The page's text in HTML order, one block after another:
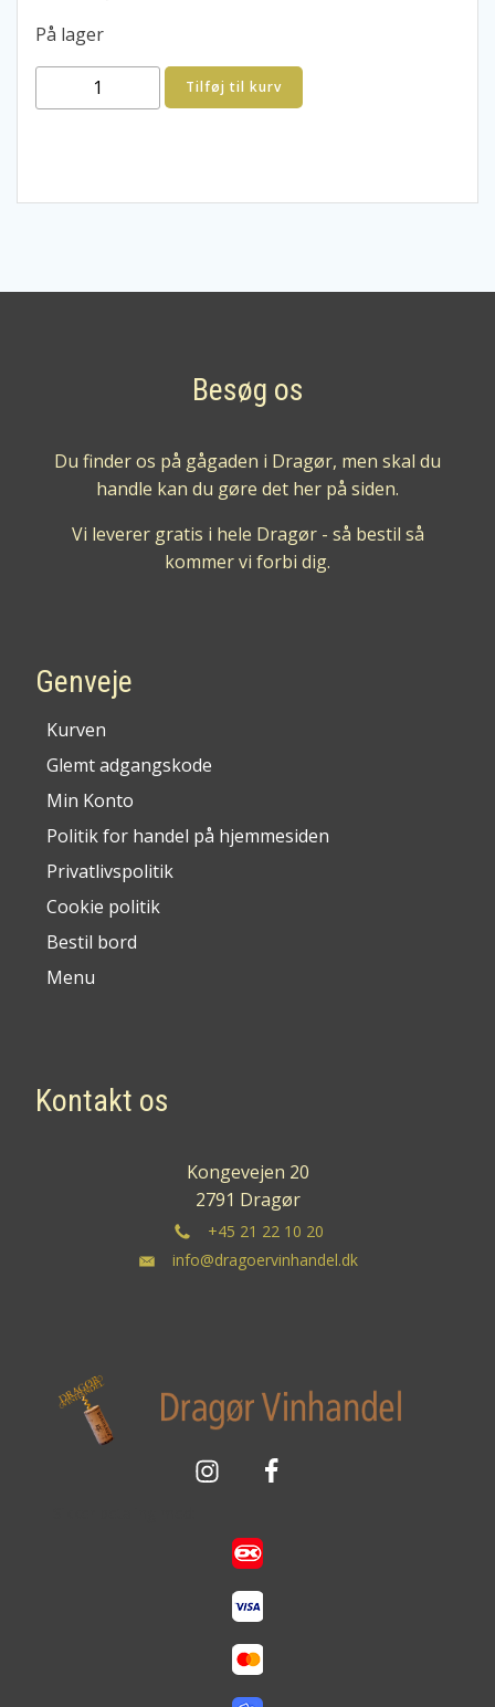
På lager
Crianza
Tilføj til kurv
Besøg os
Du finder os på gågaden i Dragør, men skal du
handle kan du gøre det her på siden.
Vi leverer gratis i hele Dragør - så bestil så
kommer vi forbi dig.
Genveje
Kurven
Glemt adgangskode
Min Konto
Politik for handel på hjemmesiden
Privatlivspolitik
Cookie politik
Bestil bord
Menu
Kontakt os
Kongevejen 20
2791 Dragør
+45 21 22 10 20
info@dragoervinhandel.dk